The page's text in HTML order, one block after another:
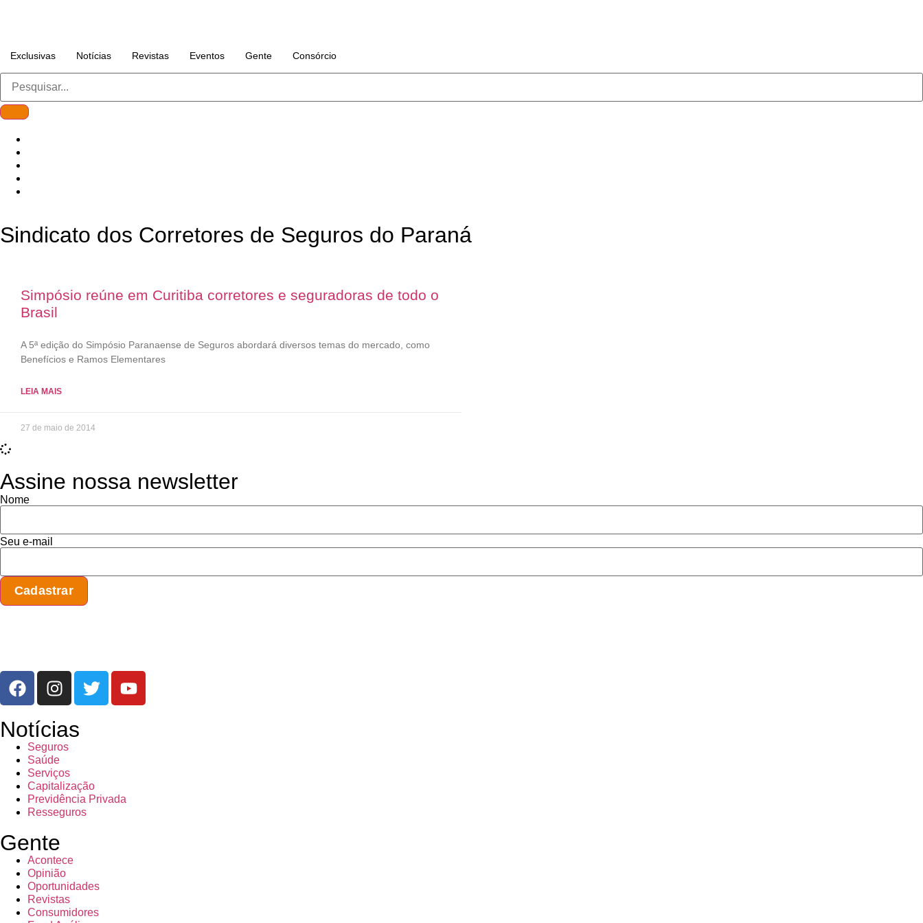
Exclusivas Notícias Revistas Eventos Gente Consórcio
Sindicato dos Corretores de Seguros do Paraná
Simpósio reúne em Curitiba corretores e seguradoras de todo o
Brasil
A 5ª edição do Simpósio Paranaense de Seguros abordará diversos temas do mercado, como
Benefícios e Ramos Elementares
LEIA MAIS
27 de maio de 2014
Assine nossa newsletter
Nome
Seu e-mail
Notícias
Seguros
Saúde
Serviços
Capitalização
Previdência Privada
Resseguros
Gente
Acontece
Opinião
Oportunidades
Revistas
Consumidores